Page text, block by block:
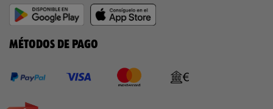
MÉTODOS DE PAGO